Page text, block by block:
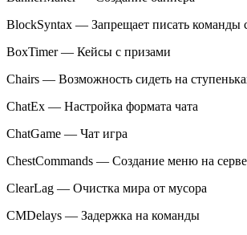
BlockSyntax — Запрещает писать команды
BoxTimer — Кейсы с призами
Chairs — Возможность сидеть на
ChatEx — Настройка формата чата
ChatGame — Чат игра
ChestCommands — Создание меню на
ClearLag — Очистка мира от мусора
CMDelays — Задержка на команды